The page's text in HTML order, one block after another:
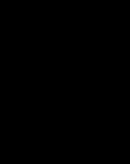
、偶戲等。